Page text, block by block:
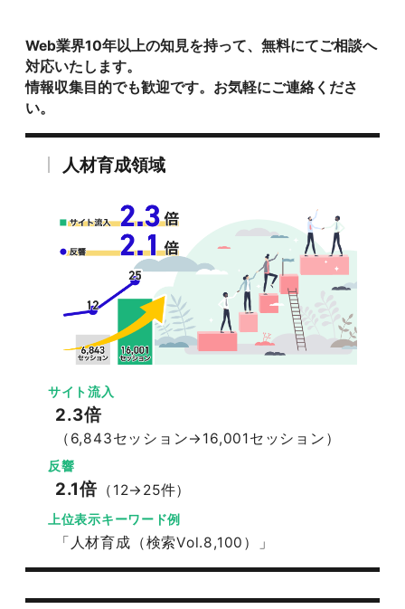
Web業界10年以上の知見を持って、無料にてご相談へ
対応いたします。
情報収集目的でも歓迎です。お気軽にご連絡くださ
い。
人材育成領域
サイト流入
2.3倍
（6,843セッション→16,001セッション）
反響
2.1倍 （12→25件）
上位表示キーワード例
「人材育成（検索Vol.8,100）」